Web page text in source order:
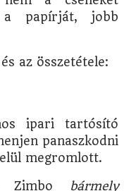
a papírját, jobb
az összetétele:
ipari tartósító
panaszkodni
megromlott.
Zimbo bármely